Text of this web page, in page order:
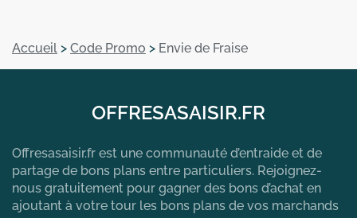
Accueil > Code Promo > Envie de Fraise
OFFRESASAISIR.FR
Offresasaisir.fr est une communauté d’entraide et de
partage de bons plans entre particuliers. Rejoignez-
nous gratuitement pour gagner des bons d’achat en
ajoutant à votre tour les bons plans de vos marchands